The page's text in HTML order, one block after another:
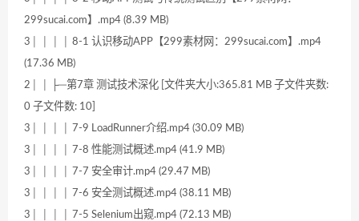
299sucai.com】.mp4 (8.39 MB)
3│ │ │ │ 8-1 认识移动APP【299素材网：299sucai.com】.mp4
(17.36 MB)
2│ │ ├─第7章 测试技术深化 [文件夹大小:365.81 MB 子文件夹数:
0 子文件数: 10]
3│ │ │ │ 7-9 LoadRunner介绍.mp4 (30.09 MB)
3│ │ │ │ 7-8 性能测试概述.mp4 (41.9 MB)
3│ │ │ │ 7-7 安全审计.mp4 (29.47 MB)
3│ │ │ │ 7-6 安全测试概述.mp4 (38.11 MB)
3│ │ │ │ 7-5 Selenium出窥.mp4 (72.13 MB)